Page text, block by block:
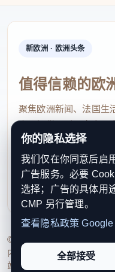
新欧洲 · 欧洲头条
值得信赖的欧
聚焦欧洲新闻、法国生
点，提供及时、真实、
速了解欧洲动态。
服务支持、版权与合作
利通知
© 2026 新欧洲·欧洲头条.
内容透明度、联系方式与
站点完整度。
你的隐私选择
我们仅在你同意后启
广告服务。必要
选择；广告的具体用
CMP 另行管理。
查看隐私政策
全部接受